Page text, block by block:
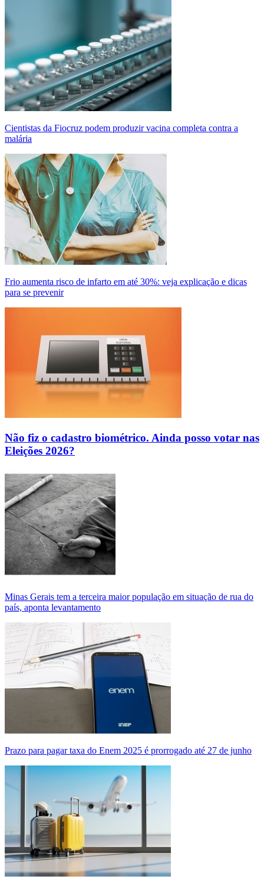
Cientistas da Fiocruz podem produzir vacina completa contra a
malária
Frio aumenta risco de infarto em até 30%: veja explicação e dicas
para se prevenir
Não fiz o cadastro biométrico. Ainda posso votar nas
Eleições 2026?
Minas Gerais tem a terceira maior população em situação de rua do
país, aponta levantamento
Prazo para pagar taxa do Enem 2025 é prorrogado até 27 de junho